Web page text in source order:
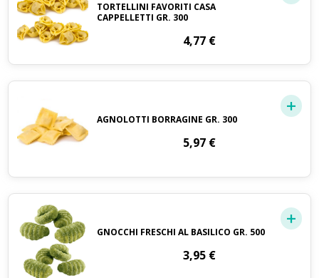
TORTELLINI FAVORITI CASA
CAPPELLETTI GR. 300
4,77 €
AGNOLOTTI BORRAGINE GR. 300
5,97 €
GNOCCHI FRESCHI AL BASILICO GR. 500
3,95 €